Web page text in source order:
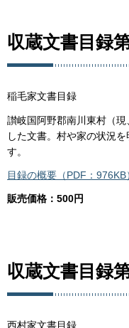
収蔵文書目録
稲毛家文書目録
讃岐国阿野郡南川東村（
した文書。村や家の状況
す。
目録の概要（PDF：976KB
販売価格：500円
収蔵文書目録
西村家文書目録